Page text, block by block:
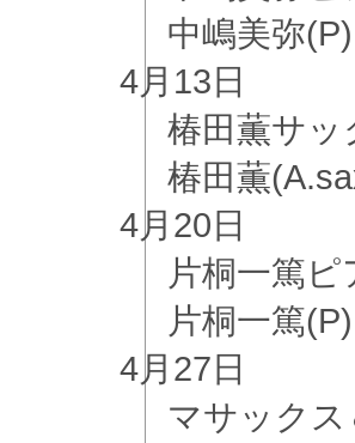
中嶋美弥
4月 13日
椿田薫サ
椿田薫
4月 20日
片桐一篤
片桐一篤
4月 27日
マサック